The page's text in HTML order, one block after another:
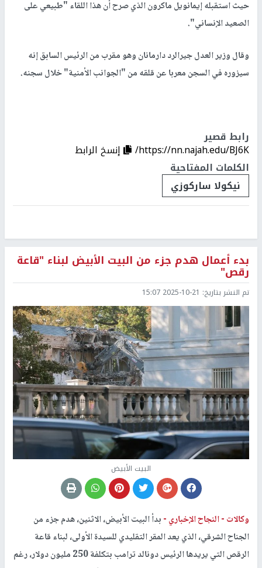
حيث استقبله إيمانويل ماكرون الذي صرح أن هذا اللقاء "طبيعي على
الصعيد الإنساني".
وقال وزير العدل جيرالرد دارمانان وهو مقرب من الرئيس السابق إنه
سيزوره في السجن معربا عن قلقه من "الجوانب الأمنية" خلال سجنه.
رابط قصير
https://nn.najah.edu/BJ6K/
إنسخ الرابط
الكلمات المفتاحية
نيكولا ساركوزي
بدء أعمال هدم جزء من البيت الأبيض لبناء "قاعة
رقص"
تم النشر بتاريخ: 2025-10-21 15:07
البيت الأبيض
وكالات -النجاح الإخباري -بدأ البيت الأبيض، الاثنين، هدم جزء من
الجناح الشرقي، الذي يعد المقر التقليدي للسيدة الأولى، لبناء قاعة
الرقص التي يريدها الرئيس دونالد ترامب بتكلفة 250 مليون دولار، رغم